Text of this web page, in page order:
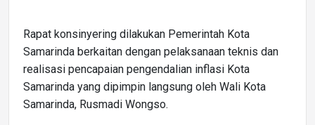
Rapat konsinyering dilakukan Pemerintah Kota
Samarinda berkaitan dengan pelaksanaan teknis dan
realisasi pencapaian pengendalian inflasi Kota
Samarinda yang dipimpin langsung oleh Wali Kota
Samarinda, Rusmadi Wongso.